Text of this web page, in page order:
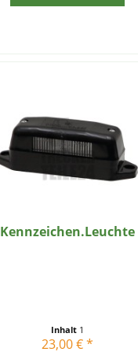
Kennzeichen.Leuchte
Inhalt 1
23,00 € *